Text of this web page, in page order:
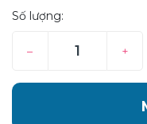
Số lượng:
– +